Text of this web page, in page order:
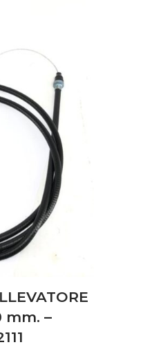
mm. –